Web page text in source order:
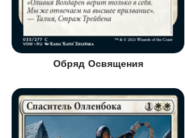
Обряд Освящения